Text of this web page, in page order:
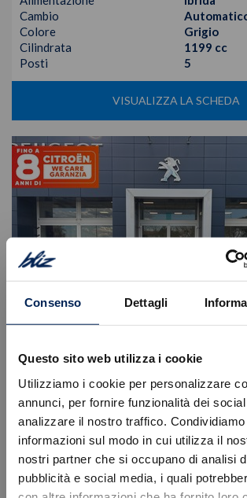
Consenso Dettagli
Questo sito web utilizza i cookie
Utilizziamo i cookie per personalizzare
annunci, per fornire funzionalità dei
analizzare il nostro traffico.
informazioni sul modo in cui utilizza il
nostri partner che si occupano di analisi
pubblicità e social media, i quali
Cambio
Colore
Grigio
Cilindrata
1199 cc
Posti
5
VISUALIZZA LA SCHEDA
Citroen C5 Aircross
1.6 phev max 225cv (195) auto
47.210 € 39.620€
Tipologia
Nuovo
Alimentazione
Ibrida
Errore